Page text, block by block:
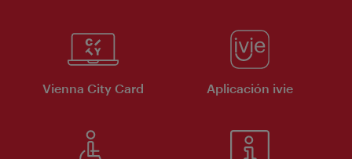
Vienna City Card Aplicación ivie